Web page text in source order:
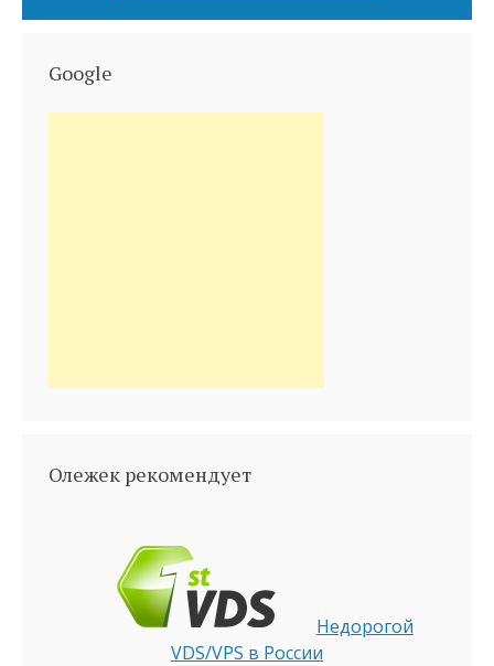
Google
Олежек рекомендует
Недорогой
VDS/VPS в России